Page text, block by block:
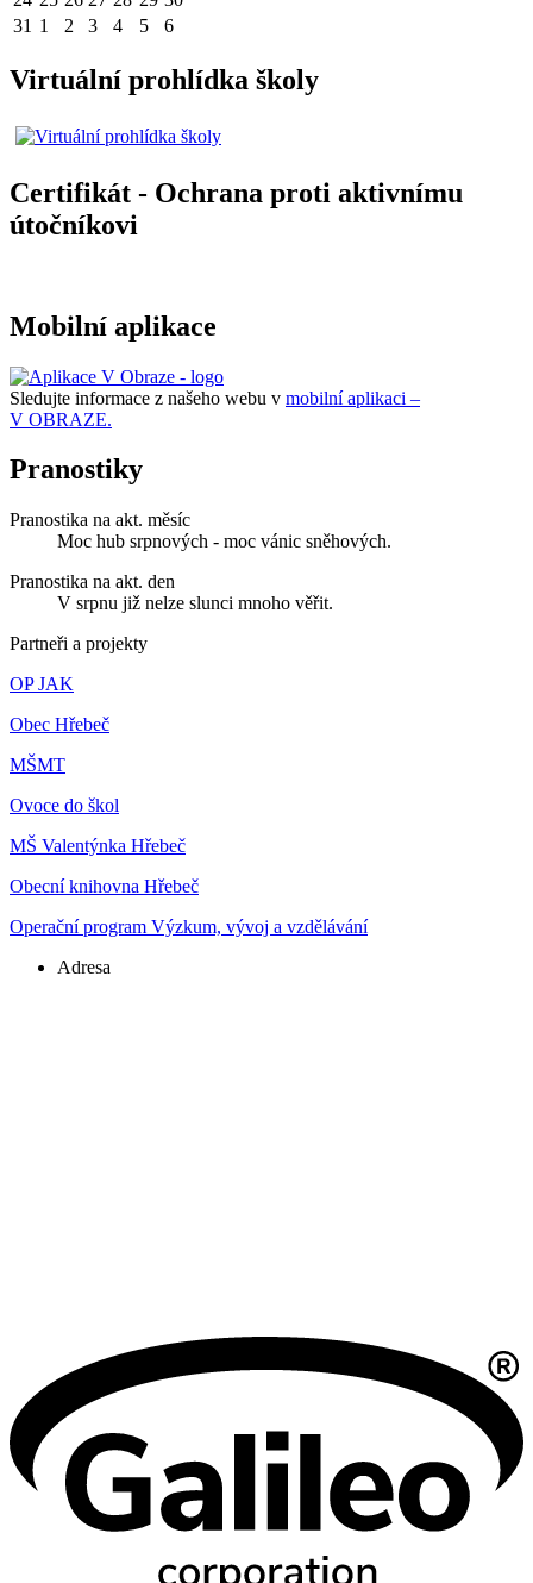
31 1 2 3 4 5 6
Virtuální prohlídka školy
Certifikát - Ochrana proti aktivnímu
útočníkovi
Mobilní aplikace
Sledujte informace z našeho webu v mobilní aplikaci –
V OBRAZE.
Pranostiky
Pranostika na akt. měsíc
Moc hub srpnových - moc vánic sněhových.
Pranostika na akt. den
V srpnu již nelze slunci mnoho věřit.
Partneři a projekty
OP JAK
Obec Hřebeč
MŠMT
Ovoce do škol
MŠ Valentýnka Hřebeč
Obecní knihovna Hřebeč
Operační program Výzkum, vývoj a vzdělávání
Adresa